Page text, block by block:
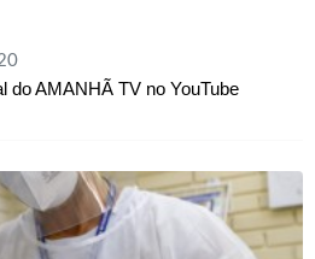
do AMANHÃ TV no YouTube